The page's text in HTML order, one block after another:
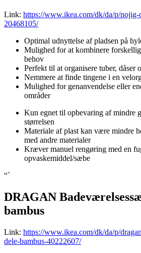
Link: https://www.ikea.com/dk/da/p/nojig-
20468105/
Optimal udnyttelse af pladsen på
Mulighed for at kombinere
behov
Perfekt til at organisere tuber, dåser
Nemmere at finde tingene i en
Mulighed for genanvendelse eller
områder
Kun egnet til opbevaring af mindre
størrelsen
Materiale af plast kan være mindre
med andre materialer
Kræver manuel rengøring med en
opvaskemiddel/sæbe
“`
DRAGAN
bambus
Link: https://www.ikea.com/dk/da/p/
dele-bambus-40222607/